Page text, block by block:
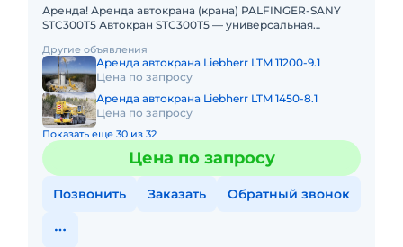
Аренда! Аренда автокрана (крана) PALFINGER-SANY
STC300T5 Автокран STC300T5 — универсальная
строительства и ремон
Другие объявления
Аренда автокрана Liebherr LTM 11200-9.1
Цена по запросу
Аренда автокрана Liebherr LTM 1450-8.1
Цена по запросу
Показать еще 30 из 32
Цена по запросу
Позвонить Заказать Обратный звонок